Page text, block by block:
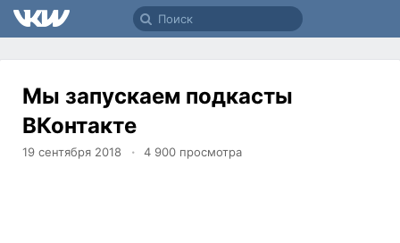
Мы запускаем подкасты
ВКонтакте
19 сентября 2018 4 900 просмотра